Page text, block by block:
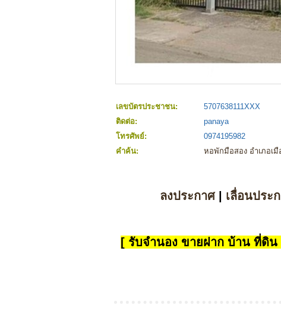
เลขบัตรประชาชน: 5707638111XXX
ติดต่อ:
panaya
โทรศัพย์:
0974195982
คำค้น:
หอพักมือสอง อำเภอเ
ลงประกาศ| เลื่อนประ
[ รับจำนอง ขายฝาก บ้าน ที่ดิน